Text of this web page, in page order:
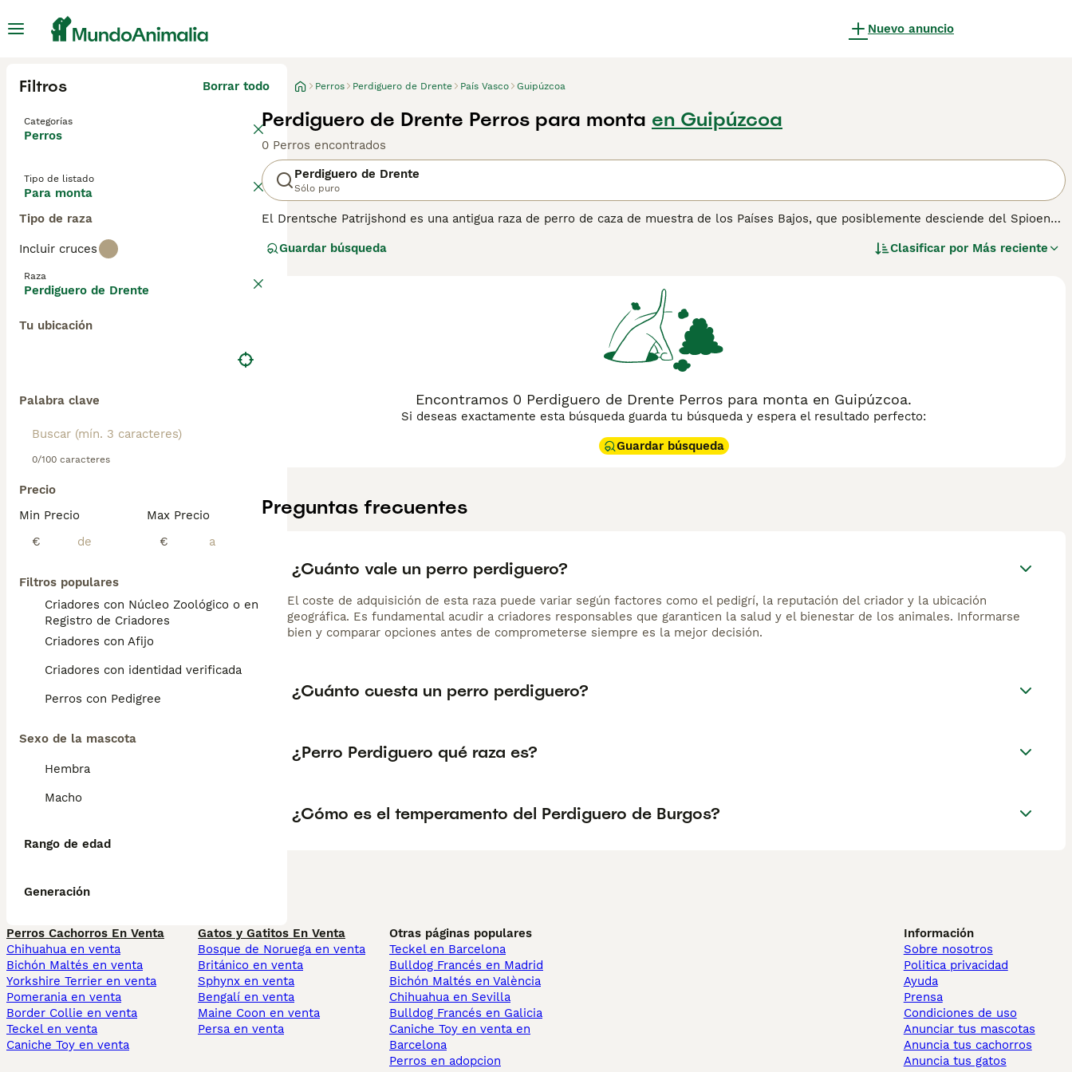
Nuevo anuncio
Filtros Borrar todo
Categorías
Perros
Tipo de listado
Para monta
Tipo de raza
Incluir cruces
Raza
Perdiguero de Drente
Tu ubicación
Palabra clave
0/100 caracteres
Precio
Min Precio
€
Max Precio
€
Filtros populares
Criadores con Núcleo Zoológico o en el
Registro de Criadores
Criadores con Afijo
Criadores con identidad verificada
Perros con Pedigree
Sexo de la mascota
Hembra
Macho
Rango de edad
Generación
Perros Perdiguero de Drente País Vasco Guipúzcoa
Perdiguero de Drente Perros para monta en Guipúzcoa
0 Perros encontrados
Perdiguero de Drente
Sólo puro
El Drentsche Patrijshond es una antigua raza de perro de caza de muestra de los Países Bajos, que posiblemente desciende del Spioen
página de consejos sobre el
Guardar búsqueda Clasificar por Más reciente
Encontramos 0 Perdiguero de Drente Perros para monta en Guipúzcoa.
Si deseas exactamente esta búsqueda guarda tu búsqueda y espera el resultado perfecto:
Guardar búsqueda
Preguntas frecuentes
¿Cuánto vale un perro perdiguero?
El coste de adquisición de esta raza puede variar según factores como el pedigrí, la reputación del criador y la ubicación
geográfica. Es fundamental acudir a criadores responsables que garanticen la salud y el bienestar de los animales. Informarse
bien y comparar opciones antes de comprometerse siempre es la mejor decisión.
¿Cuánto cuesta un perro perdiguero?
¿Perro Perdiguero qué raza es?
¿Cómo es el temperamento del Perdiguero de Burgos?
Perros Cachorros En Venta
Chihuahua en venta
Bichón Maltés en venta
Yorkshire Terrier en venta
Pomerania en venta
Border Collie en venta
Teckel en venta
Caniche Toy en venta
Gatos y Gatitos En Venta
Bosque de Noruega en venta
Británico en venta
Sphynx en venta
Bengalí en venta
Maine Coon en venta
Persa en venta
Otras páginas populares
Teckel en Barcelona
Bulldog Francés en Madrid
Bichón Maltés en València
Chihuahua en Sevilla
Bulldog Francés en Galicia
Caniche Toy en venta en
Barcelona
Perros en adopcion
Información
Sobre nosotros
Politica privacidad
Ayuda
Prensa
Condiciones de uso
Anunciar tus mascotas
Anuncia tus cachorros
Anuncia tus gatos